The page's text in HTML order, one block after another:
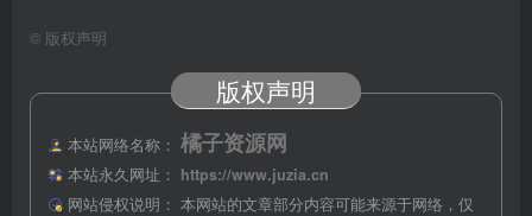
© 版权声明
版权声明
本站网络名称： 橘子资源网
本站永久网址：
https://www.juzia.cn
网站侵权说明： 本网站的文章部分内容可能来源于网络，仅